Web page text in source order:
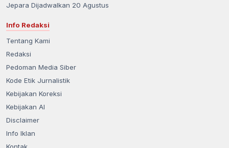
Jepara Dijadwalkan 20 Agustus
Info Redaksi
Tentang Kami
Redaksi
Pedoman Media Siber
Kode Etik Jurnalistik
Kebijakan Koreksi
Kebijakan AI
Disclaimer
Info Iklan